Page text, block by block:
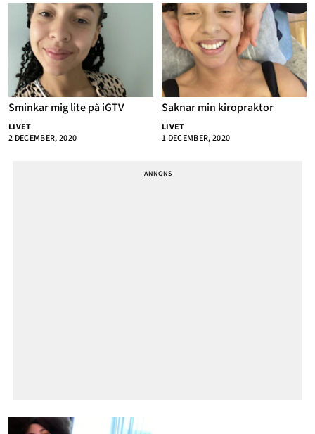
Sminkar mig lite på iGTV
LIVET
2 DECEMBER, 2020
Saknar min kiropraktor
LIVET
1 DECEMBER, 2020